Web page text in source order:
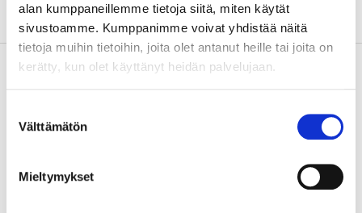
alan kumppaneillemme tietoja siitä, miten käytät
sivustoamme. Kumppanimme voivat yhdistää näitä
tietoja muihin tietoihin, joita olet antanut heille tai joita on
kerätty, kun olet käyttänyt heidän palvelujaan.
valinta
Välttämätön
Mieltymykset
Om tillverkaren
Köp & Hämta i ditt varuhus inom 2 timmar!